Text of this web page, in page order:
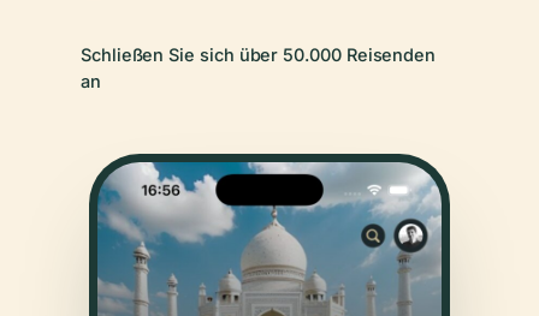
Schließen Sie sich über 50.000 Reisenden
an